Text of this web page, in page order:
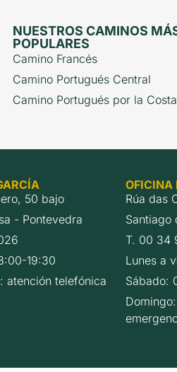
NUESTROS CAMINOS
POPULARES
Camino Francés
Camino Portugués Central
Camino Portugués por la Costa
50 bajo
- Pontevedra
19:30
atención telefónica
OFICINA
Rúa das
Santiago
T. 00 34
Lunes a
Sábado: